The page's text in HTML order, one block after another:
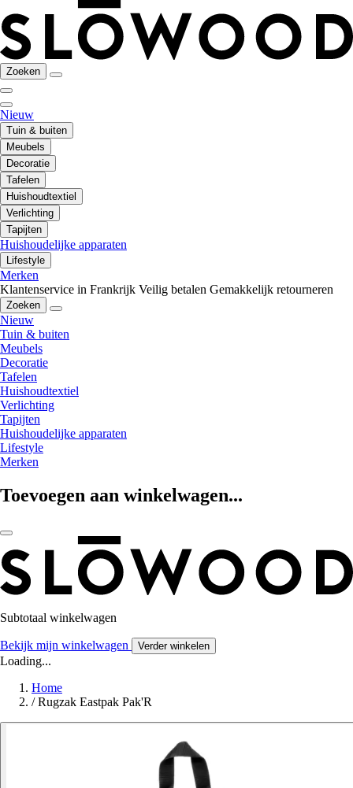
Zoeken
Nieuw
Tuin & buiten
Meubels
Decoratie
Tafelen
Huishoudtextiel
Verlichting
Tapijten
Huishoudelijke apparaten
Lifestyle
Merken
Klantenservice in Frankrijk Veilig betalen Gemakkelijk retourneren
Zoeken
Nieuw
Tuin & buiten
Meubels
Decoratie
Tafelen
Huishoudtextiel
Verlichting
Tapijten
Huishoudelijke apparaten
Lifestyle
Merken
Toevoegen aan winkelwagen...
Subtotaal winkelwagen
Bekijk mijn winkelwagen Verder winkelen
Loading...
Home
/ Rugzak Eastpak Pak'R